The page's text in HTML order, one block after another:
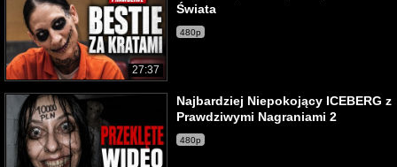
27:37
Świata
480p
Najbardziej Niepokojący ICEBERG z
Prawdziwymi Nagraniami 2
480p